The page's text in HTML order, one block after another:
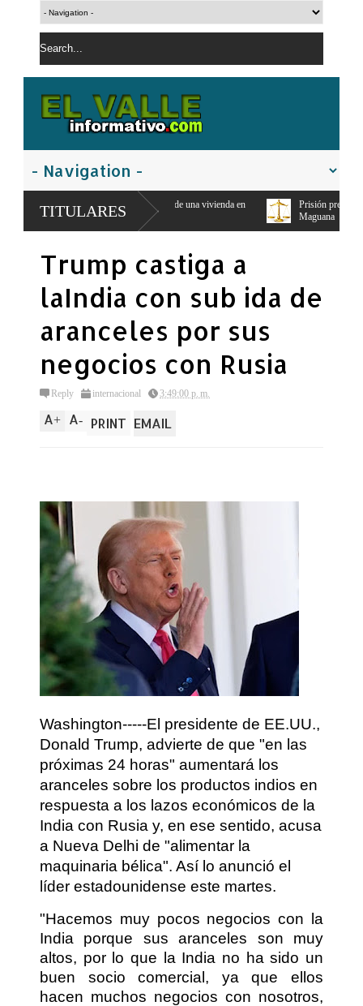
TITULARES
y mercancías de una vivienda en
Prisión preventiva para asesino a
Trump castiga a
laIndia con sub ida de
aranceles por sus
negocios con Rusia
Reply internacional 3:49:00 p. m.
A+ A- PRINT EMAIL
Washington-----El presidente de EE.UU.,
Donald Trump, advierte de que "en las
próximas 24 horas" aumentará los
aranceles sobre los productos indios en
respuesta a los lazos económicos de la
India con Rusia y, en ese sentido, acusa
a Nueva Delhi de "alimentar la
maquinaria bélica". Así lo anunció el
líder estadounidense este martes.
"Hacemos muy pocos negocios con la
India porque sus aranceles son muy
altos, por lo que la India no ha sido un
buen socio comercial, ya que ellos
hacen muchos negocios con nosotros,